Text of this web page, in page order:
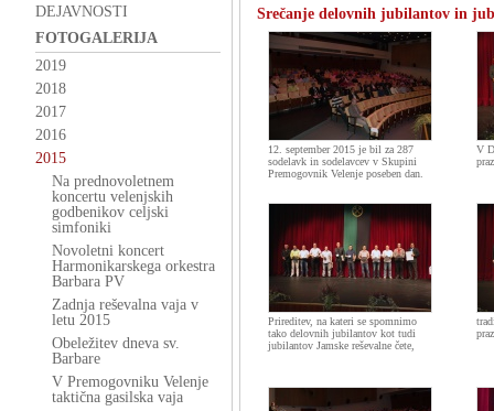
DEJAVNOSTI
FOTOGALERIJA
2019
2018
2017
2016
2015
Na prednovoletnem
koncertu velenjskih
godbenikov celjski
simfoniki
Novoletni koncert
Harmonikarskega orkestra
Barbara PV
Zadnja reševalna vaja v
letu 2015
Obeležitev dneva sv.
Barbare
V Premogovniku Velenje
taktična gasilska vaja
Srečanje delovnih jubilantov in
12. september 2015 je bil za 287
sodelavk in sodelavcev v Skupini
Premogovnik Velenje poseben dan.
V
Prireditev, na kateri se spomnimo
tako delovnih jubilantov kot tudi
jubilantov Jamske reševalne čete,